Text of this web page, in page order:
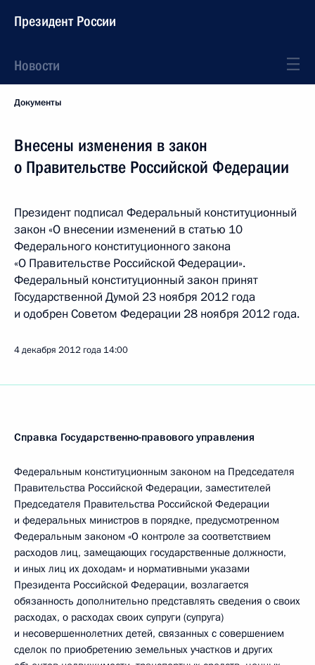
Президент России
Новости
Документы
Внесены изменения в закон
о Правительстве Российской Федерации
Президент подписал Федеральный конституционный
закон «О внесении изменений в статью 10
Федерального конституционного закона
«О Правительстве Российской Федерации».
Федеральный конституционный закон принят
Государственной Думой 23 ноября 2012 года
и одобрен Советом Федерации 28 ноября 2012 года.
4 декабря 2012 года 14:00
Справка Государственно-правового управления
Федеральным конституционным законом на Председателя
Правительства Российской Федерации, заместителей
Председателя Правительства Российской Федерации
и федеральных министров в порядке, предусмотренном
Федеральным законом «О контроле за соответствием
расходов лиц, замещающих государственные должности,
и иных лиц их доходам» и нормативными указами
Президента Российской Федерации, возлагается
обязанность дополнительно представлять сведения о своих
расходах, о расходах своих супруги (супруга)
и несовершеннолетних детей, связанных с совершением
сделок по приобретению земельных участков и других